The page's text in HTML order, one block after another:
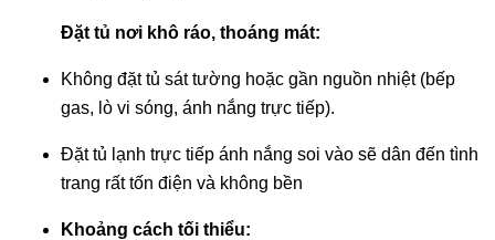
Đặt tủ nơi khô ráo, thoáng mát:
Không đặt tủ sát tường hoặc gần nguồn nhiệt (bếp
gas, lò vi sóng, ánh nắng trực tiếp).
Đặt tủ lạnh trực tiếp ánh nắng soi vào sẽ dân đến tình
trang rất tốn điện và không bền
Khoảng cách tối thiểu: